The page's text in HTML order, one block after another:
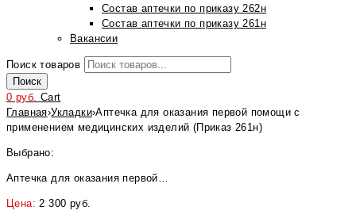
Состав аптечки по приказу 262н
Состав аптечки по приказу 261н
Вакансии
Поиск товаров
Поиск
0 руб. Cart
Главная›Укладки›Аптечка для оказания первой помощи с
применением медицинских изделий (Приказ 261н)
Выбрано:
Аптечка для оказания первой…
Цена:2 300 руб.